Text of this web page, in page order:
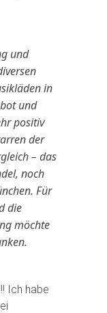
und
in
und
positiv
der
– das
noch
Für
die
möchte
Ich habe